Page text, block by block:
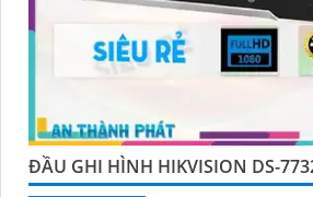
ĐẦU GHI HÌNH HIKVISION DS-